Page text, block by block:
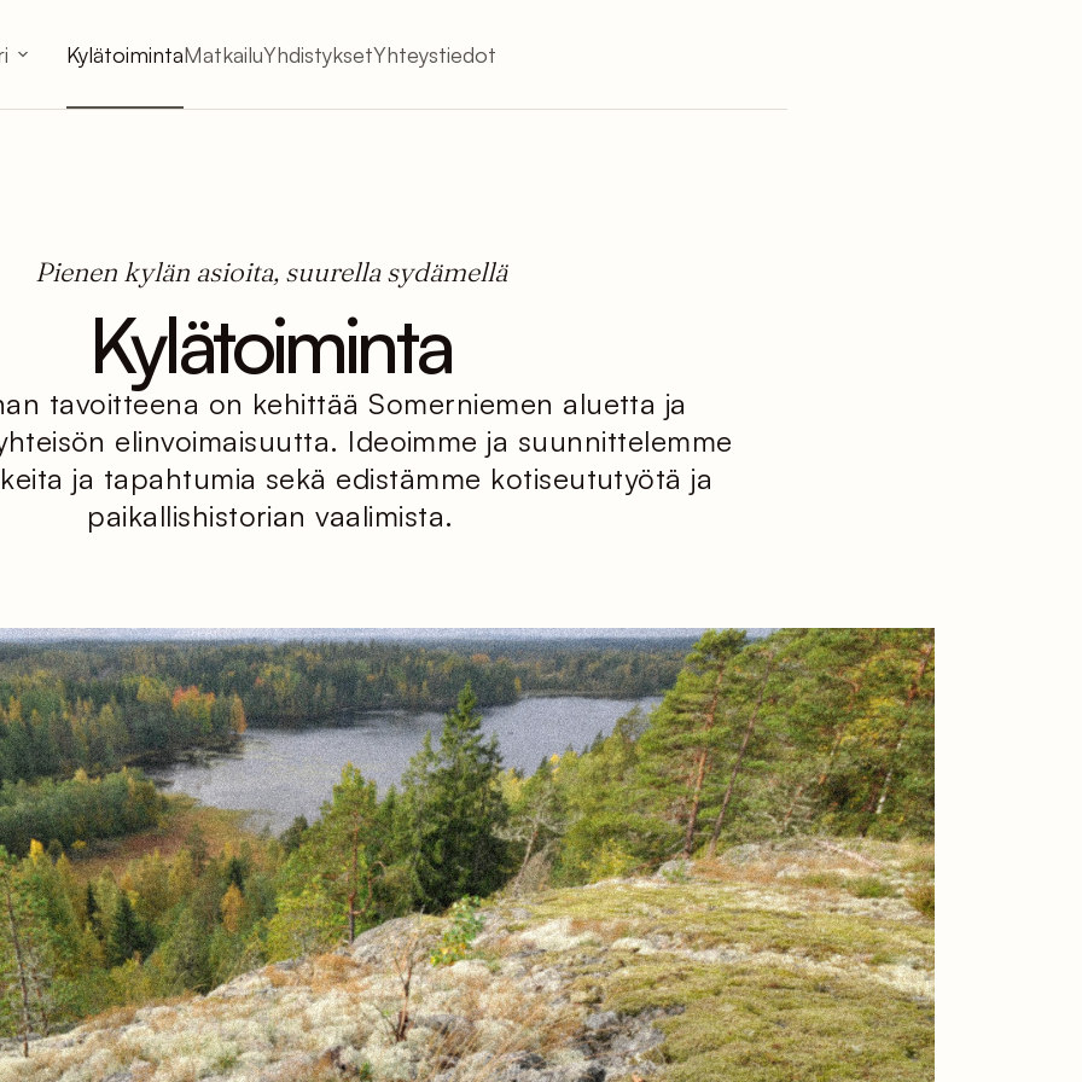
KylätoimintaMatkailuYhdistyksetYhteystiedot
Pienen kylän asioita, suurella sydämellä
Kylätoiminta
tavoitteena on kehittää Somerniemen aluetta ja
elinvoimaisuutta. Ideoimme ja suunnittelemme
ja tapahtumia sekä edistämme kotiseututyötä ja
paikallishistorian vaalimista.